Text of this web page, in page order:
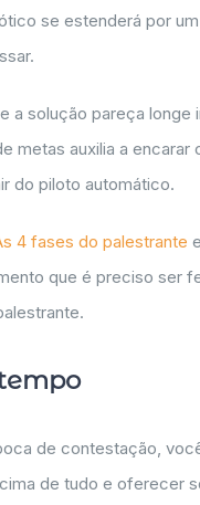
se estenderá por
a solução pareça longe
metas auxilia a encarar
do piloto automático.
4 fases do palestrante
que é preciso ser
de contestação,
de tudo e oferecer